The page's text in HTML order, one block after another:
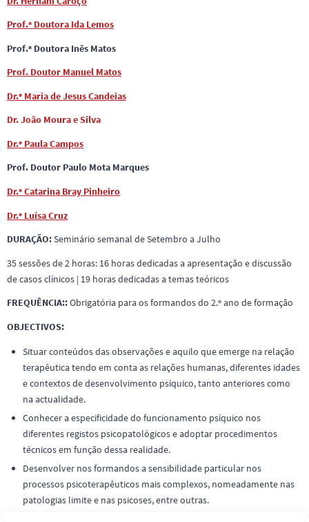
Prof.ª Doutora Ida Lemos
Prof.ª Doutora Inês Matos
Prof. Doutor Manuel Matos
Dr.ª Maria de Jesus Candeias
Dr. João Moura e Silva
Dr.ª Paula Campos
Prof. Doutor Paulo Mota Marques
Dr.ª Catarina Bray Pinheiro
Dr.ª Luísa Cruz
DURAÇÃO:Seminário semanal de Setembro a Julho
35 sessões de 2 horas: 16 horas dedicadas a apresentação e discussão
de casos clínicos | 19 horas dedicadas a temas teóricos
FREQUÊNCIA::Obrigatória para os formandos do 2.º ano de formação
OBJECTIVOS:
Situar conteúdos das observações e aquilo que emerge na relação
terapêutica tendo em conta as relações humanas, diferentes idades
e contextos de desenvolvimento psíquico, tanto anteriores como
na actualidade.
Conhecer a especificidade do funcionamento psíquico nos
diferentes registos psicopatológicos e adoptar procedimentos
técnicos em função dessa realidade.
Desenvolver nos formandos a sensibilidade particular nos
processos psicoterapêuticos mais complexos, nomeadamente nas
patologias limite e nas psicoses, entre outras.